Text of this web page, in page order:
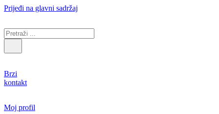
Prijeđi na glavni sadržaj
Brzi
kontakt
Moj profil